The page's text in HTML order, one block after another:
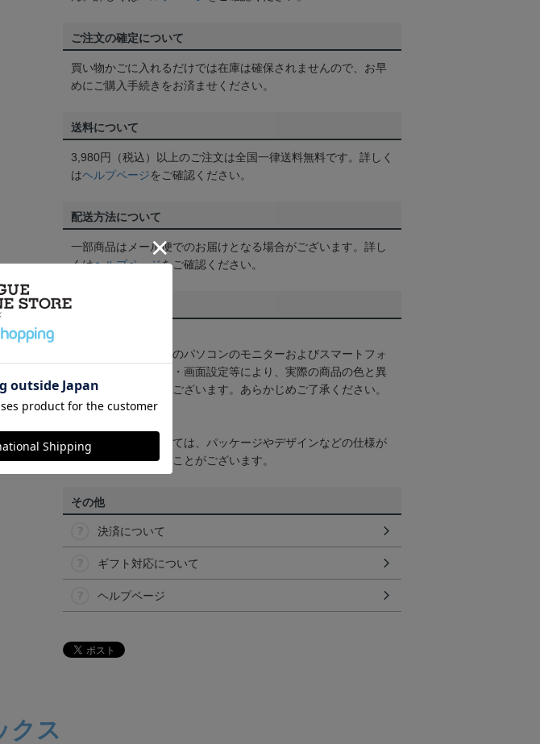
ご注文の確定について
買い物かごに入れるだけでは在庫は確保されませんので、お早
めにご購入手続きをお済ませください。
送料について
3,980円（税込）以上のご注文は全国一律送料無料です。詳しく
はヘルプページをご確認ください。
配送方法について
一部商品はメール便でのお届けとなる場合がございます。詳し
くはヘルプページをご確認ください。
商品について
商品画像は、お使いのパソコンのモニターおよびスマートフォ
ンのメーカー・機種・画面設定等により、実際の商品の色と異
なって見える場合がございます。あらかじめご了承ください。
取り扱い商品によっては、パッケージやデザインなどの仕様が
予告なく変更になることがございます。
その他
決済について
ギフト対応について
ヘルプページ
クス